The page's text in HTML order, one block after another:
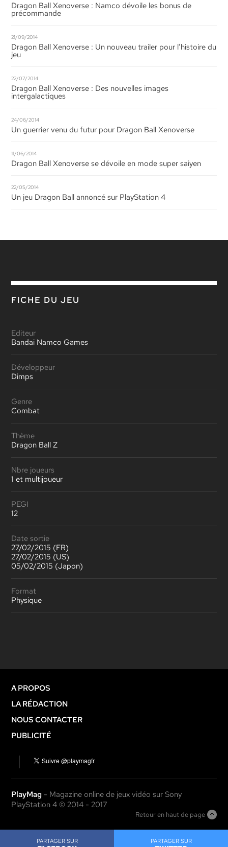
Dragon Ball Xenoverse : Namco dévoile les bonus de
précommande
21/09/2014
Dragon Ball Xenoverse : Un nouveau trailer pour l’histoire du
jeu
22/07/2014
Dragon Ball Xenoverse : Des nouvelles images
intergalactiques
24/06/2014
Un guerrier venu du futur pour Dragon Ball Xenoverse
11/06/2014
Dragon Ball Xenoverse se dévoile en mode super saiyen
22/05/2014
Un jeu Dragon Ball annoncé sur PlayStation 4
PARTAGER SUR PARTAGER SUR
FICHE DU JEU
Editeur
Bandai Namco Games
Développeur
Dimps
Genre
Combat
Thème
Dragon Ball Z
Nbre joueurs
1 et multijoueur
PEGI
12
Date sortie
27/02/2015 (FR)
27/02/2015 (US)
05/02/2015 (Japon)
Format
Physique
A PROPOS
LA RÉDACTION
NOUS CONTACTER
PUBLICITÉ
PlayMag - Magazine online de jeux vidéo sur Sony
PlayStation 4 © 2014 - 2017
Retour en haut de page